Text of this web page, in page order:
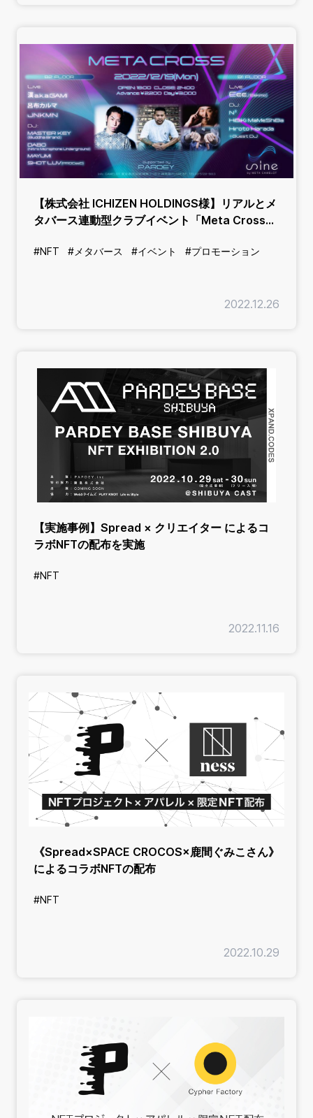
【株式会社 ICHIZEN HOLDINGS様】リアルとメ
タバース連動型クラブイベント「Meta Cross」
#NFT #メタバース #イベント #プロモーション
2022.12.26
【実施事例】Spread × クリエイター によるコ
ラボNFTの配布を実施
#NFT
2022.11.16
《Spread×SPACE CROCOS×鹿間ぐみこさん》
によるコラボNFTの配布
#NFT
2022.10.29